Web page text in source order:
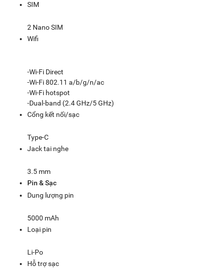
SIM
2 Nano SIM
Wifi
-Wi-Fi Direct
-Wi-Fi 802.11 a/b/g/n/ac
-Wi-Fi hotspot
-Dual-band (2.4 GHz/5 GHz)
Cổng kết nối/sạc
Type-C
Jack tai nghe
3.5 mm
Pin & Sạc
Dung lượng pin
5000 mAh
Loại pin
Li-Po
Hỗ trợ sạc